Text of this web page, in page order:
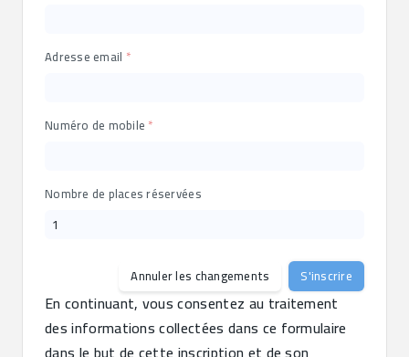
Adresse email
Numéro de mobile
Nombre de places réservées
Annuler les changements S'inscrire
En continuant, vous consentez au traitement
des informations collectées dans ce formulaire